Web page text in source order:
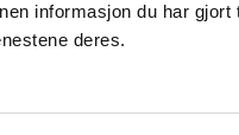
informasjon du har
deres.